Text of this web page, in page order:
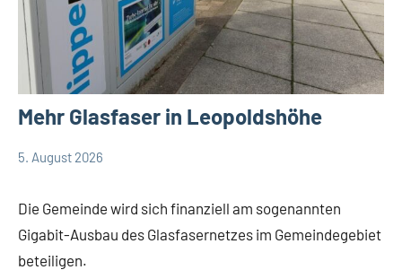
Mehr Glasfaser in Leopoldshöhe
Themen
5. August 2026
Thomas
Keine
Die Gemeinde wird sich finanziell am sogenannten
Gigabit-Ausbau des Glasfasernetzes im Gemeindegebiet
beteiligen.